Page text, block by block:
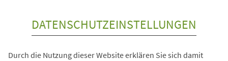
DATENSCHUTZEINSTELLUNGEN
Durch die Nutzung dieser Website erklären Sie sich damit